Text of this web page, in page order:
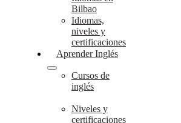
Bilbao
Idiomas,
niveles y
certificaciones
Aprender Inglés
Cursos de
inglés
Niveles y
certificaciones